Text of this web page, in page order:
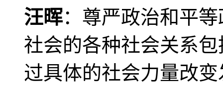
汪晖：尊严政治和平
社会的各种社会关系
过具体的社会力量改